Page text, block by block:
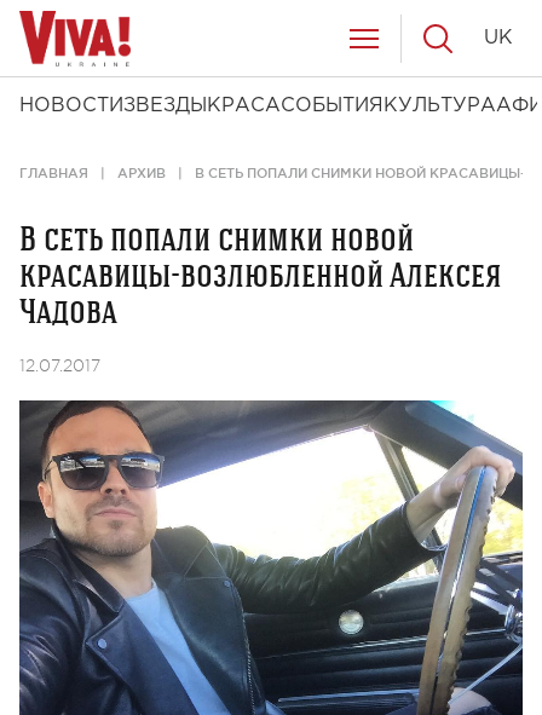
НОВОСТИ ЗВЕЗДЫ КРАСАСОБЫТИЯ КУЛЬТУРА
UK
ГЛАВНАЯ АРХИВ В СЕТЬ ПОПАЛИ СНИМКИ НОВОЙ КРАСАВИЦЫ-
В сеть попали снимки новой
красавицы-возлюбленной Алексея
Чадова
12.07.2017